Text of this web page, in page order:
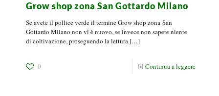
Grow shop zona San Gottardo Milano
Se avete il pollice verde il termine Grow shop zona San
Gottardo Milano non vi è nuovo, se invece non sapete niente
di coltivazione, proseguendo la lettura […]
0 Continua a leggere